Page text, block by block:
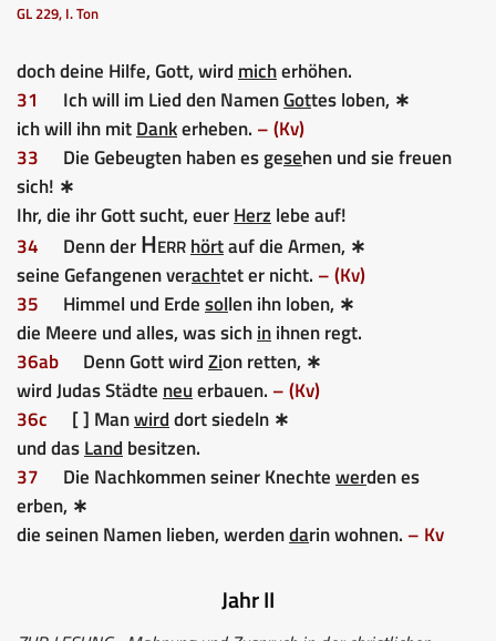
GL 229, I. Ton
doch deine Hilfe, Gott, wird micherhöhen.
31
Ich will im Lied den NamenGottes loben, ∗
ich will ihn mitDankerheben. – (Kv)
33
Die Gebeugten haben es gesehen und sie freuen
sich! ∗
Ihr, die ihr Gott sucht, euerHerz lebe auf!
34
Denn derHerrhörtauf die Armen, ∗
seine Gefangenen verachtet er nicht. – (Kv)
35
Himmel und Erdesollen ihn loben, ∗
die Meere und alles, was sichinihnen regt.
36ab
Denn Gott wirdZion retten, ∗
wird Judas Städte neuerbauen. – (Kv)
36c
[ ] Manwirddort siedeln ∗
und dasLand besitzen.
37
Die Nachkommen seiner Knechtewerden es
erben, ∗
die seinen Namen lieben, werdendarin wohnen. – Kv
Jahr II